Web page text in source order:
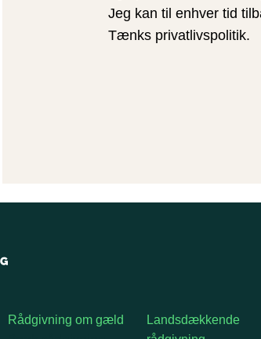
Jeg kan til enhver tid
Tænks privatlivspolitik.
Rådgivning om gæld
Landsdækkende